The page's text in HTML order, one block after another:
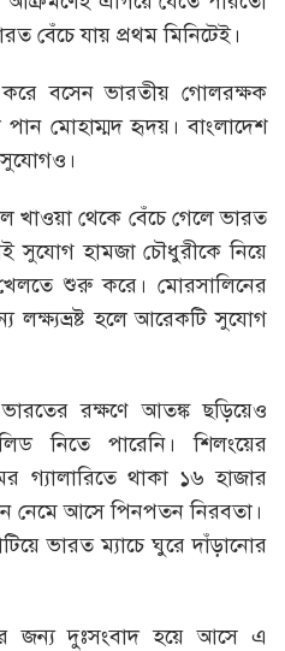
বেঁচে যায় প্রথম মিনিটেই।
বসেন ভারতীয় গোলরক্ষক
মোহাম্মদ হৃদয়। বাংলাদেশ
সুযোগও।
খাওয়া থেকে বেঁচে গেলে ভারত
সুযোগ হামজা চৌধুরীকে নিয়ে
শুরু করে। মোরসালিনের
লক্ষ্যভ্রষ্ট হলে আরেকটি সুযোগ
রক্ষণে আতঙ্ক ছড়িয়েও
নিতে পারেনি। শিলংয়ের
গ্যালারিতে থাকা ১৬ হাজার
নেমে আসে পিনপতন নিরবতা।
ভারত ম্যাচে ঘুরে দাঁড়ানোর
জন্য দুঃসংবাদ হয়ে আসে এ